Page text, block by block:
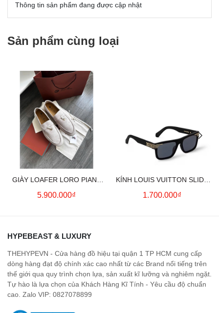
Thông tin sản phẩm đang được cập nhật
Sản phẩm cùng loại
GIÀY LOAFER LORO PIANA
SUMMER CHARMS (CREAM)
5.900.000₫
KÍNH LOUIS VUITTON SLIDE
SQUARE SUNGLASSES
1.700.000₫
HYPEBEAST & LUXURY
THEHYPEVN - Cửa hàng đồ hiệu tại quận 1 TP HCM cung cấp
dòng hàng đạt độ chính xác cao nhất từ các Brand nổi tiếng trên
thế giới qua quy trình chọn lựa, sản xuất kĩ lưỡng và nghiêm ngặt.
Tự hào là lựa chọn của Khách Hàng Kĩ Tính - Yêu cầu độ chuẩn
cao. Zalo VIP: 0827078899